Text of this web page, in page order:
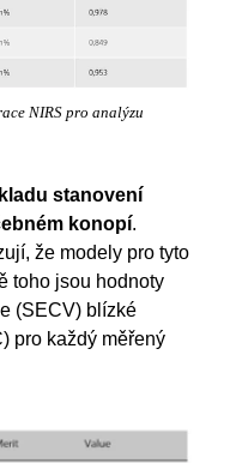
NIRS pro analýzu
stanovení
konopí.
že modely pro tyto
toho jsou hodnoty
(SECV) blízké
pro každý měřený